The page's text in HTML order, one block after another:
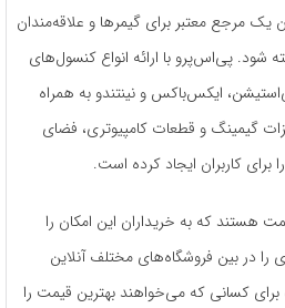
یک مرجع معتبر برای گیمرها و علاقه‌مندان
شود. پی‌اس‌پرو با ارائه انواع کنسول‌های
ایکس‌باکس و نینتندو به همراه
گیمینگ و قطعات کامپیوتری، فضای
کاربران ایجاد کرده است.
هستند که به خریداران این امکان را
در بین فروشگاه‌های مختلف آنلاین
برای کسانی که می‌خواهند بهترین قیمت را